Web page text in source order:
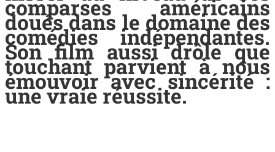
comparses américains
doués dans le domaine des
comédies indépendantes.
Son film aussi drôle que
touchant parvient à nous
émouvoir avec sincérité :
une vraie réussite.